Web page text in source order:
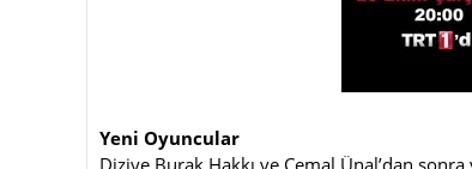
Yeni Oyuncular
Diziye Burak Hakkı ve Cemal Ünal’dan